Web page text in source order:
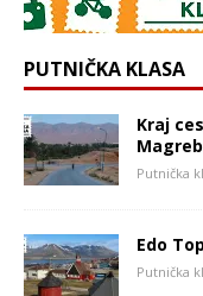
PUTNIČKA KLASA
Kraj
Putnička
Edo
Putnička